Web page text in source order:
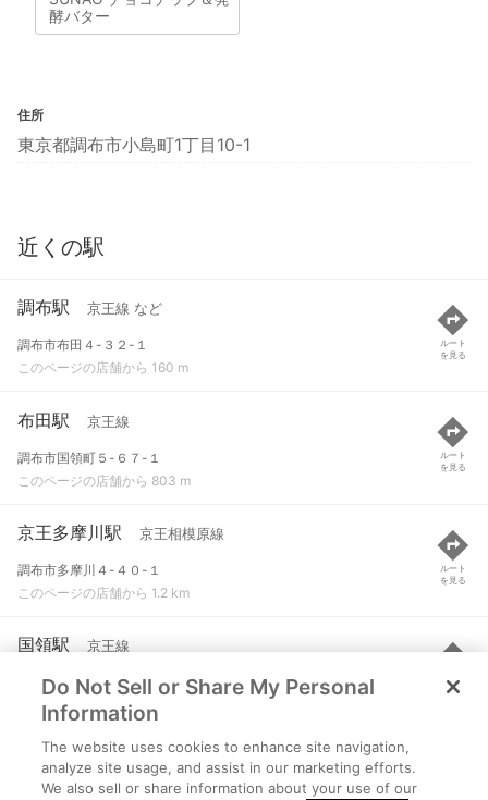
酵バター
住所
東京都調布市小島町1丁目10-1
近くの駅
調布駅 京王線 など
調布市布田４-３２-１
このページの店舗から 160 m
ルート
を見る
布田駅 京王線
調布市国領町５-６７-１
このページの店舗から 803 m
ルート
を見る
京王多摩川駅 京王相模原線
調布市多摩川４-４０-１
このページの店舗から 1.2 km
ルート
を見る
国領駅 京王線
調布市国領町３-１８-１
このページの店舗から 1.3 km
ルート
を見る
西調布駅 京王線
調布市上石原１-２５-１７
Do Not Sell or Share My Personal
Information
The website uses cookies to enhance site navigation,
analyze site usage, and assist in our marketing efforts.
We also sell or share information about your use of our